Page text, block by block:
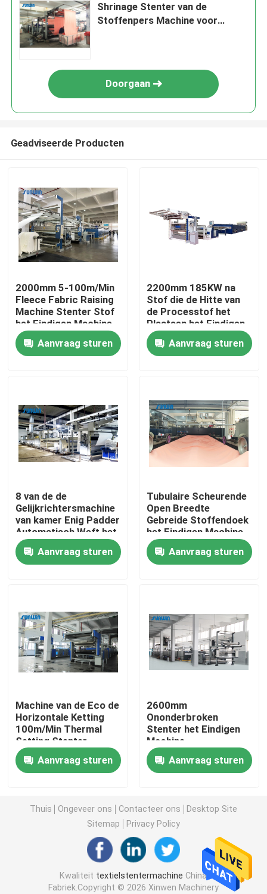
Huis
Producten
Ongeveer ons
Kwaliteitscontrole
Verzoek om een Citaat
textielstentermachine
De Machine van stoffenstenter
Textiel Drogende Machine
Textiel het Eindigen Machine
De Machine van het spanmachinekader
textiel vervende machine
Textieldrukmachine
Tuimel Drogende Machine
Shrinage Stenter van de
Stoffenpers Machine voor
Doorgaan
Geadviseerde Producten
2000mm 5-100m/Min
Fleece Fabric Raising
Machine Stenter Stof
het Eindigen Machine
Aanvraag sturen
2200mm 185KW na
Stof die de Hitte van
de Processtof het
Plaatsen het Eindigen
Stenter Machine
vervenAanvraag sturen
8 van de de
Gelijkrichtersmachine
van kamer Enig Padder
Automatisch Weft het
Eindigen van Stenter
ProcédéAanvraag sturen
Tubulaire Scheurende
Open Breedte
Gebreide Stoffendoek
het Eindigen Machine
2800mm
Aanvraag sturen
Machine van de Eco de
Horizontale Ketting
100m/Min Thermal
Setting Stenter
Finishing in Textiel
Aanvraag sturen
2600mm
Ononderbroken
Stenter het Eindigen
Machine
Textielhanddoek het
Eindigen Materiaal
Aanvraag sturen
Thuis Ongeveer ons Contacteer ons
Desktop Site
Sitemap
Privacy Policy
Kwaliteit textielstentermachine China
Fabriek.Copyright © 2026 Xinwen Machinery